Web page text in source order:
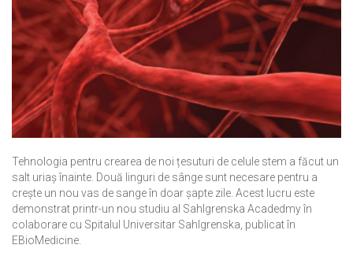
Tehnologia pentru crearea de noi țesuturi de celule stem a făcut un
salt uriașînainte. Două linguri de sânge sunt necesare pentru a
crește un nou vas de sange în doar șapte zile. Acest lucru este
demonstrat printr-un nou studiu al Sahlgrenska Acadedmyîn
colaborare cu Spitalul Universitar Sahlgrenska, publicatîn
EBioMedicine.